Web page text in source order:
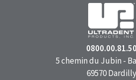
0800.00.81.50
5 chemin du Jubin -
69570 Dardilly